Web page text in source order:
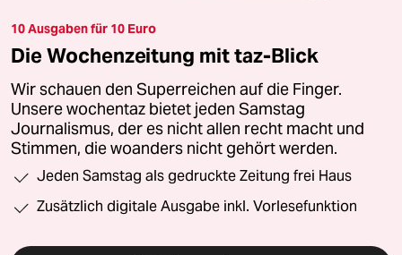
10 Ausgaben für 10 Euro
Die Wochenzeitung mit taz-Blick
Wir schauen den Superreichen auf die Finger.
Unsere wochentaz bietet jeden Samstag
Journalismus, der es nicht allen recht macht und
Stimmen, die woanders nicht gehört werden.
Jeden Samstag als gedruckte Zeitung frei Haus
Zusätzlich digitale Ausgabe inkl. Vorlesefunktion